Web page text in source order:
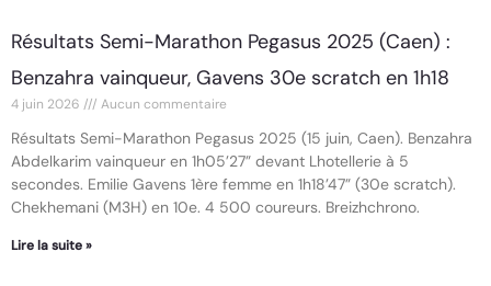
Résultats Semi-Marathon Pegasus 2025 (Caen) :
Benzahra vainqueur, Gavens 30e scratch en 1h18
4 juin 2026 Aucun commentaire
Résultats Semi-Marathon Pegasus 2025 (15 juin, Caen). Benzahra
Abdelkarim vainqueur en 1h05’27” devant Lhotellerie à 5
secondes. Emilie Gavens 1ère femme en 1h18’47” (30e scratch).
Chekhemani (M3H) en 10e. 4 500 coureurs. Breizhchrono.
Lire la suite »
PagePage